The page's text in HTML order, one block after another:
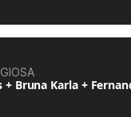
+ Bruna Karla +